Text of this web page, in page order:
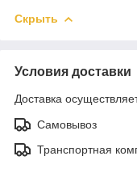
Скрыть
Условия доставки
Доставка
Самовывоз
Транспортная